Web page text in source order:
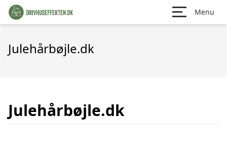
Menu
Julehårbøjle.dk
Julehårbøjle.dk